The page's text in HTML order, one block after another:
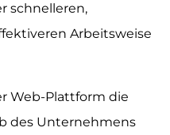
schnelleren,
Arbeitsweise
Web-Plattform die
des Unternehmens